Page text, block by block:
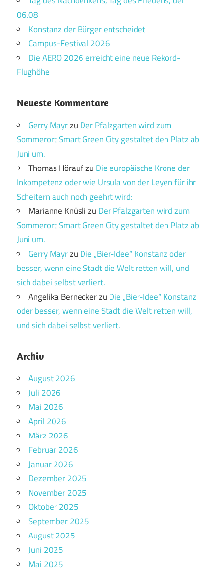
06.08
Konstanz der Bürger entscheidet
Campus-Festival 2026
Die AERO 2026 erreicht eine neue Rekord-
Flughöhe
Neueste Kommentare
Gerry Mayrzu Der Pfalzgarten wird zum
Sommerort Smart Green City gestaltet den Platz ab
Juni um.
Thomas Höraufzu Die europäische Krone der
Inkompetenz oder wie Ursula von der Leyen für ihr
Scheitern auch noch geehrt wird:
Marianne Knüslizu Der Pfalzgarten wird zum
Sommerort Smart Green City gestaltet den Platz ab
Juni um.
Gerry Mayrzu Die „Bier-Idee“ Konstanz oder
besser, wenn eine Stadt die Welt retten will, und
sich dabei selbst verliert.
Angelika Berneckerzu Die „Bier-Idee“ Konstanz
oder besser, wenn eine Stadt die Welt retten will,
und sich dabei selbst verliert.
Archiv
August 2026
Juli 2026
Mai 2026
April 2026
März 2026
Februar 2026
Januar 2026
Dezember 2025
November 2025
Oktober 2025
September 2025
August 2025
Juni 2025
Mai 2025